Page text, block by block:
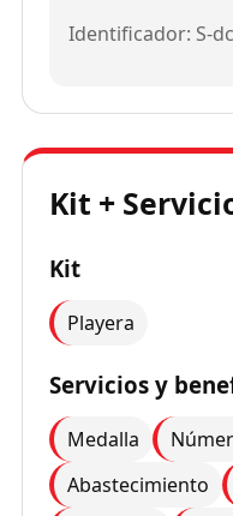
Identificador: S-dc
Kit +
Kit
Playera
Servicios y
Medalla
Abastecimiento